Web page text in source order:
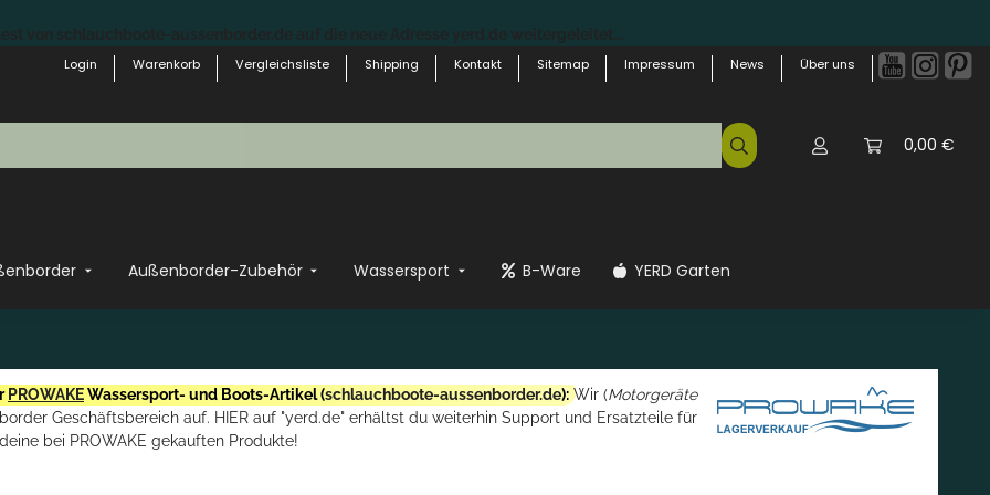
Login
Warenkorb Vergleichsliste Shipping Kontakt Sitemap Impressum News Über uns
0,00 €
Außenborder-Zubehör Wassersport B-Ware YERD Garten
PROWAKEWassersport- und Boots-Artikel (schlauchboote-aussenborder.de): Wir (Motorgeräte
Geschäftsbereich auf. HIER auf "yerd.de" erhältst du weiterhin Support und Ersatzteile für
deine bei PROWAKE gekauften Produkte!